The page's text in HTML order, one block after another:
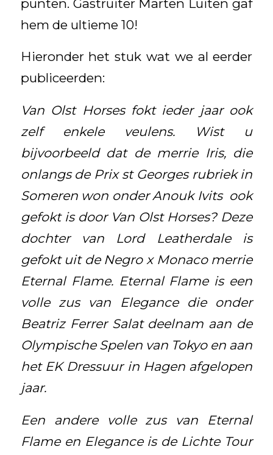
punten. Gastruiter Marten Luiten gaf
hem de ultieme 10!
Hieronder het stuk wat we al eerder
publiceerden:
Van Olst Horses fokt ieder jaar ook
zelf enkele veulens. Wist u
bijvoorbeeld dat de merrie Iris, die
onlangs de Prix st Georges rubriek in
Someren won onder Anouk Ivits ook
gefokt is door Van Olst Horses? Deze
dochter van Lord Leatherdale is
gefokt uit de Negro x Monaco merrie
Eternal Flame. Eternal Flame is een
volle zus van Elegance die onder
Beatriz Ferrer Salat deelnam aan de
Olympische Spelen van Tokyo en aan
het EK Dressuur in Hagen afgelopen
jaar.
Een andere volle zus van Eternal
Flame en Elegance is de Lichte Tour